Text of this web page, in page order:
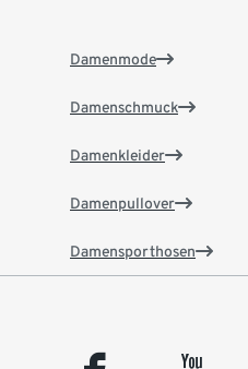
Damenmode
Damenschmuck
Damenkleider
Damenpullover
Damensporthosen